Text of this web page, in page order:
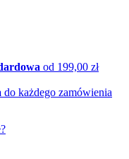
od 199,00 zł
do każdego zamówienia